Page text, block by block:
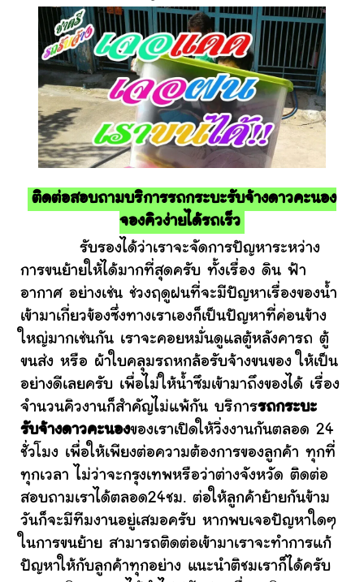
ติดต่อสอบถามบริการรถกระบะรับจ้างดาวคะนอง
จองคิวง่ายได้รถเร็ว
รับรองได้ว่าเราจะจัดการปัญหาระหว่าง
การขนย้ายให้ได้มากที่สุดครับ ทั้งเรื่อง ดิน ฟ้า
อากาศ อย่างเช่น ช่วงฤดูฝนที่จะมีปัญหาเรื่องของน้ำ
เข้ามาเกี่ยวข้องซึ่งทางเราเองก็เป็นปัญหาที่ค่อนข้าง
ใหญ่มากเช่นกัน เราจะคอยหมั่นดูแลตู้หลังคารถ ตู้
ขนส่ง หรือ ผ้าใบคลุมรถหกล้อรับจ้างขนของ ให้เป็น
อย่างดีเลยครับ เพื่อไม่ให้น้ำซึมเข้ามาถึงของได้ เรื่อง
จำนวนคิวงานก็สำคัญไม่แพ้กัน บริการรถกระบะ
รับจ้างดาวคะนองของเราเปิดให้วิ่งงานกันตลอด 24
ชั่วโมง เพื่อให้เพียงต่อความต้องการของลูกค้า ทุกที่
ทุกเวลา ไม่ว่าจะกรุงเทพหรือว่าต่างจังหวัด ติดต่อ
สอบถามเราได้ตลอด24ชม. ต่อให้ลูกค้าย้ายกันข้าม
วันก็จะมีทีมงานอยู่เสมอครับ หากพบเจอปัญหาใดๆ
ในการขนย้าย สามารถติดต่อเข้ามาเราจะทำการแก้
ปัญหาให้กับลูกค้าทุกอย่าง แนะนำติชมเราก็ได้ครับ